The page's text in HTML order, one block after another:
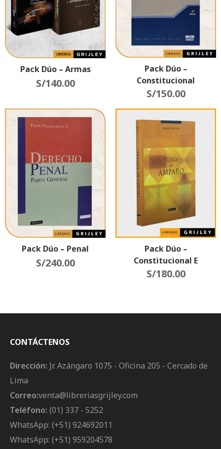
Pack Dúo – Armas
S/140.00
Pack Dúo –
Constitucional
S/150.00
Pack Dúo – Penal
S/240.00
Pack Dúo –
Constitucional E
Interpretación
S/180.00
CONTÁCTENOS
Dirección: Jr. Azángaro 1075 - Oficina 205 - Cercado de
Lima
Correo:venta@libreriasgrijley.com
Teléfono: (01) 337 - 5252
WhatsApp: (+51) 924692011
WhatsApp: (+51) 959204578